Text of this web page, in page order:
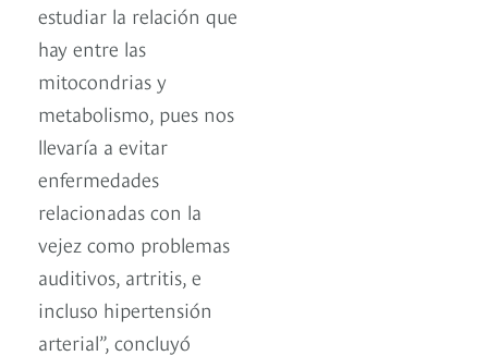
estudiar la relación que
hay entre las
mitocondrias y
metabolismo, pues nos
llevaría a evitar
enfermedades
relacionadas con la
vejez como problemas
auditivos, artritis, e
incluso hipertensión
arterial”, concluyó